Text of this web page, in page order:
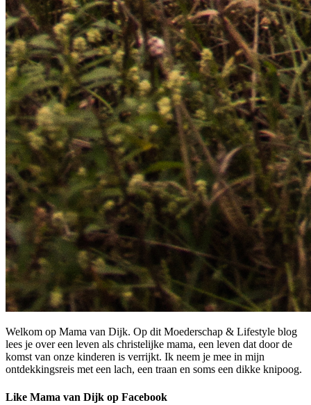
Welkom op Mama van Dijk. Op dit Moederschap & Lifestyle blog
lees je over een leven als christelijke mama, een leven dat door de
komst van onze kinderen is verrijkt. Ik neem je mee in mijn
ontdekkingsreis met een lach, een traan en soms een dikke knipoog.
Like Mama van Dijk op Facebook